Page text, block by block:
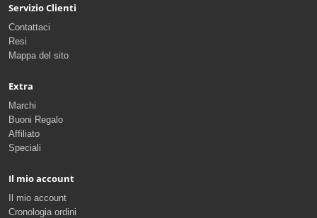
Servizio Clienti
Contattaci
Resi
Mappa del sito
Extra
Marchi
Buoni Regalo
Affiliato
Speciali
Il mio account
Il mio account
Cronologia ordini